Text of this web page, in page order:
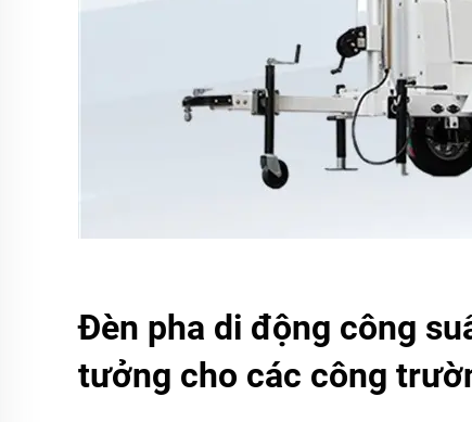
Đèn pha di động công
tưởng cho các công